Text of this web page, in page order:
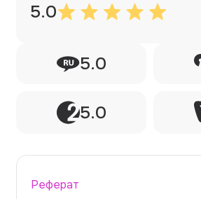
5.0
5.0
5.0
Реферат